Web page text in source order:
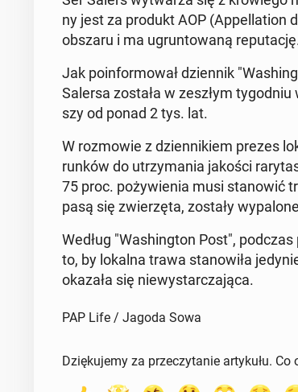
ny jest za produkt AOP (Ap­pel­la­tion
obszaru i ma ugrun­to­wa­ną
Jak po­in­for­mo­wał dzien­nik
Salersa została w zeszłym
szy od ponad 2 tys. lat.
W roz­mo­wie z dzien­ni­kiem prezes
run­ków do utrzy­ma­nia jakości
75 proc. po­ży­wie­nia musi sta­no­wić
pasą się zwie­rzę­ta, zostały
Według "Wa­shing­ton Post",
to, by lokalna trawa sta­no­wi­ła
okazała się nie­wy­star­cza­ją­ca.
PAP Life / Jagoda Sowa
Dziękujemy za przeczytanie artykułu. Co